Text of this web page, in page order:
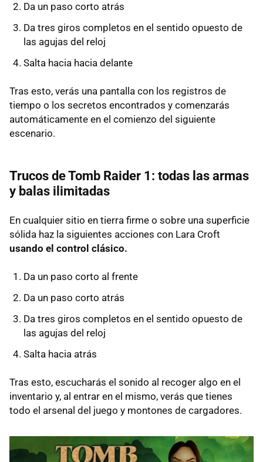
Da un paso corto atrás
Da tres giros completos en el sentido opuesto de
las agujas del reloj
Salta hacia hacia delante
Tras esto, verás una pantalla con los registros de
tiempo o los secretos encontrados y comenzarás
automáticamente en el comienzo del siguiente
escenario.
Trucos de Tomb Raider 1: todas las armas
y balas ilimitadas
En cualquier sitio en tierra firme o sobre una superficie
sólida haz la siguientes acciones con Lara Croft
usando el control clásico.
Da un paso corto al frente
Da un paso corto atrás
Da tres giros completos en el sentido opuesto de
las agujas del reloj
Salta hacia atrás
Tras esto, escucharás el sonido al recoger algo en el
inventario y, al entrar en el mismo, verás que tienes
todo el arsenal del juego y montones de cargadores.